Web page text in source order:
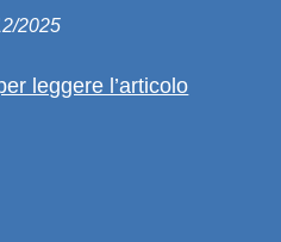
2025
leggere l’articolo